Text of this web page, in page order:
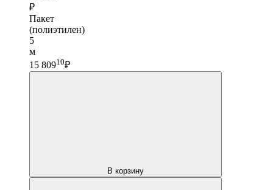
₽
Пакет
(полиэтилен)
5
м
15 80910₽
В корзину